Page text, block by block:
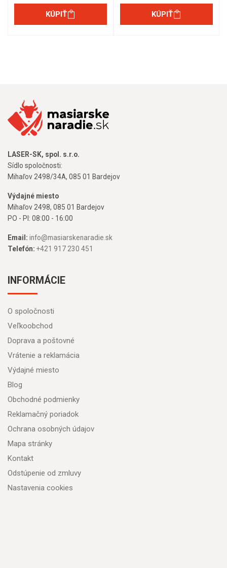
KÚPIŤ KÚPIŤ
LASER-SK, spol. s.r.o.
Sídlo spoločnosti:
Mihaľov 2498/34A, 085 01 Bardejov
Výdajné miesto
Mihaľov 2498, 085 01 Bardejov
PO - PI: 08:00 - 16:00
Email: info@masiarskenaradie.sk
Telefón: +421 917 230 451
INFORMÁCIE
O spoločnosti
Veľkoobchod
Doprava a poštovné
Vrátenie a reklamácia
Výdajné miesto
Blog
Obchodné podmienky
Reklamačný poriadok
Ochrana osobných údajov
Mapa stránky
Kontakt
Odstúpenie od zmluvy
Nastavenia cookies